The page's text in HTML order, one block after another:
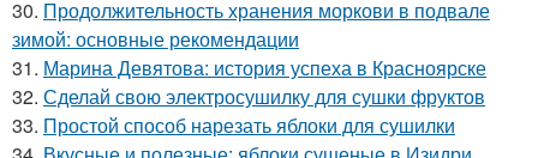
30. Продолжительность хранения моркови в подвале
зимой: основные рекомендации
31. Марина Девятова: история успеха в Красноярске
32. Сделай свою электросушилку для сушки фруктов
33. Простой способ нарезать яблоки для сушилки